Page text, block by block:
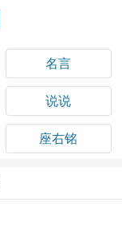
名言
说说
座右铭